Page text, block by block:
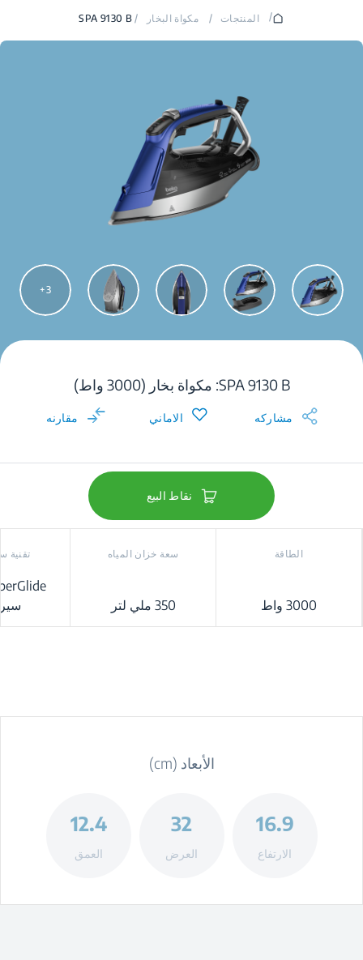
/ المنتجات / مكواة البخار /
SPA 9130 B
3
SPA 9130 B: مكواة بخار (3000 واط)
مشاركه الاماني مقارنه
نقاط البيع
الطاقة
3000 واط
سعة خزان المياه
350 ملي لتر
تقنية
الأبعاد (cm)
16.9
الارتفاع
32
العرض
12.4
العمق